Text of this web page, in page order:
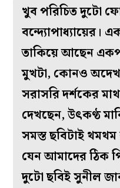
খুব পরিচিত দুটো
বন্দ‌্যোপাধ‌্যায়ের।
তাকিয়ে আছেন
মুখটা, কোনও
সরাসরি দর্শকের
দেখছেন, উৎকণ্ঠ
সমস্ত ছবিটাই
যেন আমাদের ঠিক
দুটো ছবিই সুনীল